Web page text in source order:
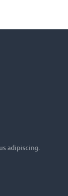
adipiscing.